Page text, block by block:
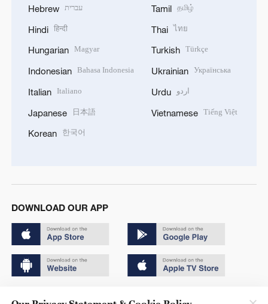
Hebrew עברית
Hindi हिन्दी
Hungarian Magyar
Indonesian Bahasa Indonesia
Italian Italiano
Japanese 日本語
Korean 한국어
Tamil தமிழ்
Thai ไทย
Turkish Türkçe
Ukrainian Українська
Urdu اردو
Vietnamese Tiếng Việt
DOWNLOAD OUR APP